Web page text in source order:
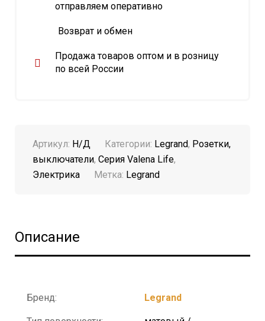
отправляем оперативно
Возврат и обмен
Продажа товаров оптом и в розницу
по всей России
Артикул: Н/Д Категории: Legrand, Розетки,
выключатели, Серия Valena Life,
Электрика
Метка: Legrand
Описание
Бренд: Legrand